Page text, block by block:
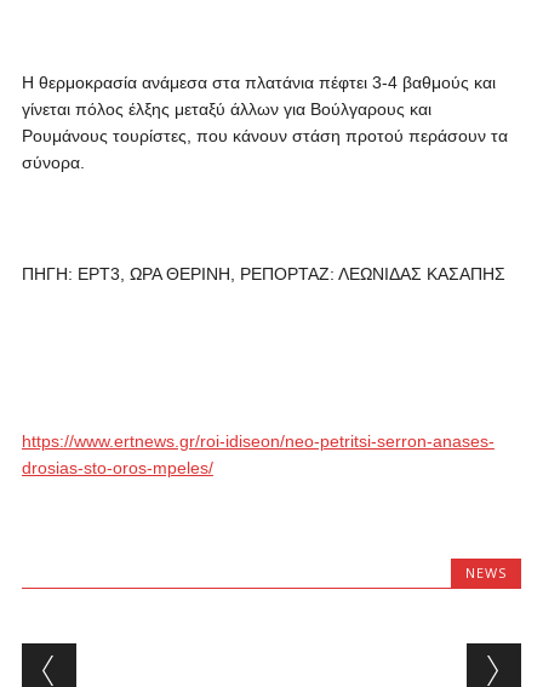
Η θερμοκρασία ανάμεσα στα πλατάνια πέφτει 3-4 βαθμούς και
γίνεται πόλος έλξης μεταξύ άλλων για Βούλγαρους και
Ρουμάνους τουρίστες, που κάνουν στάση προτού περάσουν τα
σύνορα.
ΠΗΓΗ: ΕΡΤ3, ΩΡΑ ΘΕΡΙΝΗ, ΡΕΠΟΡΤΑΖ: ΛΕΩΝΙΔΑΣ ΚΑΣΑΠΗΣ
https://www.ertnews.gr/roi-idiseon/neo-petritsi-serron-anases-
drosias-sto-oros-mpeles/
NEWS
Post navigation